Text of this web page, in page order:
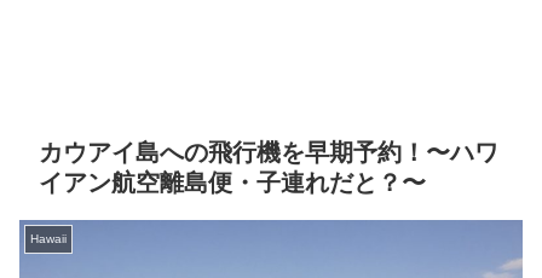
カウアイ島への飛行機を早期予約！〜ハワ
イアン航空離島便・子連れだと？〜
Hawaii